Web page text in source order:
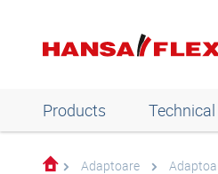
Products
Adaptoare